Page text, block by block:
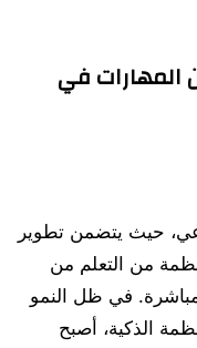
المهارات في
حيث يتضمن تطوير
من التعلم من
مباشرة. في ظل النمو
الذكية، أصبح